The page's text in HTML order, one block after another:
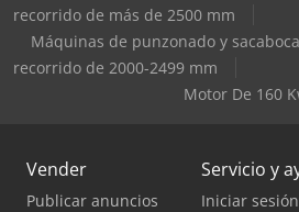
recorrido de más de 2500 mm
Máquinas de punzonado y
recorrido de 2000-2499 mm
Motor De 160
Vender
Publicar anuncios
Servicio y
Iniciar sesión